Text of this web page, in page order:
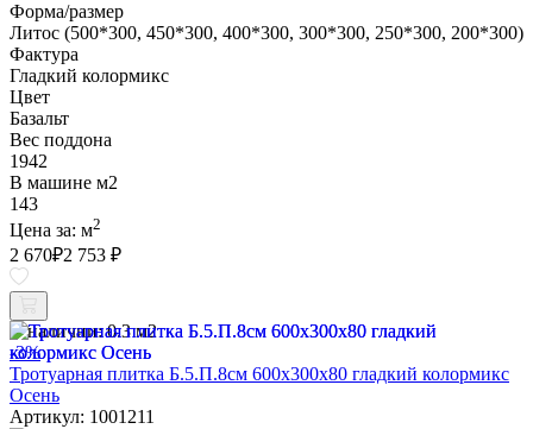
Форма/размер
Литос (500*300, 450*300, 400*300, 300*300, 250*300, 200*300)
Фактура
Гладкий колормикс
Цвет
Базальт
Вес поддона
1942
В машине м2
143
Цена за: м2
2 670₽2 753 ₽
В наличии: 0.3 м2
-3%
Тротуарная плитка Б.5.П.8см 600х300х80 гладкий колормикс
Осень
Артикул: 1001211